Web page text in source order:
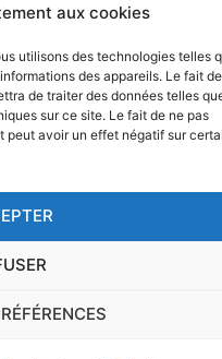
aux cookies
utilisons des technologies telles
des appareils. Le fait de
de traiter des données telles
sur ce site. Le fait de ne pas
peut avoir un effet négatif sur